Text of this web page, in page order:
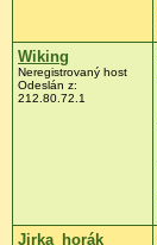
Wiking
Neregistrovaný host
Odeslán z:
212.80.72.1
Jirka_horák